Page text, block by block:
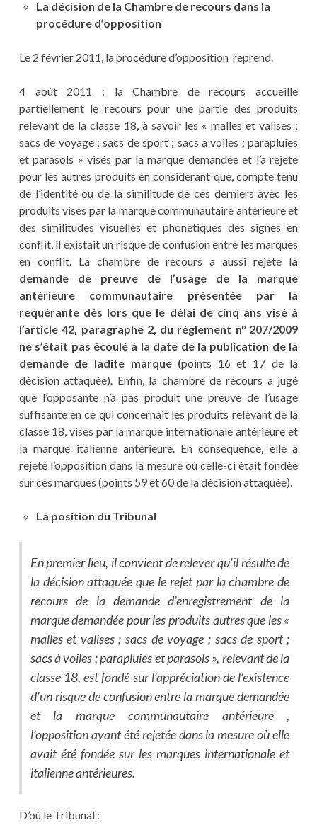
La décision de la Chambre de recours dans la
procédure d’opposition
Le 2 février 2011, la procédure d’opposition reprend.
4 août 2011 : la Chambre de recours accueille
partiellement le recours pour une partie des produits
relevant de la classe 18, à savoir les « malles et valises ;
sacs de voyage ; sacs de sport ; sacs à voiles ; parapluies
et parasols » visés par la marque demandée et l’a rejeté
pour les autres produits en considérant que, compte tenu
de l’identité ou de la similitude de ces derniers avec les
produits visés par la marque communautaire antérieure et
des similitudes visuelles et phonétiques des signes en
conflit, il existait un risque de confusion entre les marques
en conflit. La chambre de recours a aussi rejeté la
demande de preuve de l’usage de la marque
antérieure communautaire présentée par la
requérante dès lors que le délai de cinq ans visé à
l’article 42, paragraphe 2, du règlement n° 207/2009
ne s’était pas écoulé à la date de la publication de la
demande de ladite marque (points 16 et 17 de la
décision attaquée). Enfin, la chambre de recours a jugé
que l’opposante n’a pas produit une preuve de l’usage
suffisante en ce qui concernait les produits relevant de la
classe 18, visés par la marque internationale antérieure et
la marque italienne antérieure. En conséquence, elle a
rejeté l’opposition dans la mesure où celle-ci était fondée
sur ces marques (points 59 et 60 de la décision attaquée).
La position du Tribunal
En premier lieu, il convient de relever qu’il résulte de
la décision attaquée que le rejet par la chambre de
recours de la demande d’enregistrement de la
marque demandée pour les produits autres que les «
malles et valises ; sacs de voyage ; sacs de sport ;
sacs à voiles ; parapluies et parasols », relevant de la
classe 18, est fondé sur l’appréciation de l’existence
d’un risque de confusion entre la marque demandée
et la marque communautaire antérieure ,
l’opposition ayant été rejetée dans la mesure où elle
avait été fondée sur les marques internationale et
italienne antérieures.
D’où le Tribunal :